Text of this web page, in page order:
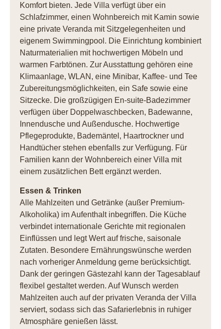
Komfort bieten. Jede Villa verfügt über ein
Schlafzimmer, einen Wohnbereich mit Kamin sowie
eine private Veranda mit Sitzgelegenheiten und
eigenem Swimmingpool. Die Einrichtung kombiniert
Naturmaterialien mit hochwertigen Möbeln und
warmen Farbtönen. Zur Ausstattung gehören eine
Klimaanlage, WLAN, eine Minibar, Kaffee- und Tee
Zubereitungsmöglichkeiten, ein Safe sowie eine
Sitzecke. Die großzügigen En-suite-Badezimmer
verfügen über Doppelwaschbecken, Badewanne,
Innendusche und Außendusche. Hochwertige
Pflegeprodukte, Bademäntel, Haartrockner und
Handtücher stehen ebenfalls zur Verfügung. Für
Familien kann der Wohnbereich einer Villa mit
einem zusätzlichen Bett ergänzt werden.
Essen & Trinken
Alle Mahlzeiten und Getränke (außer Premium-
Alkoholika) im Aufenthalt inbegriffen. Die Küche
verbindet internationale Gerichte mit regionalen
Einflüssen und legt Wert auf frische, saisonale
Zutaten. Besondere Ernährungswünsche werden
nach vorheriger Anmeldung gerne berücksichtigt.
Dank der geringen Gästezahl kann der Tagesablauf
flexibel gestaltet werden. Auf Wunsch werden
Mahlzeiten auch auf der privaten Veranda der Villa
serviert, sodass sich das Safarierlebnis in ruhiger
Atmosphäre genießen lässt.